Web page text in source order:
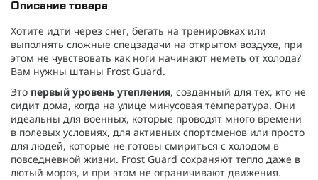
Описание товара
Хотите идти через снег, бегать на тренировках или
выполнять сложные спецзадачи на открытом воздухе, при
этом не чувствовать как ноги начинают неметь от холода?
Вам нужны штаны Frost Guard.
Это первый уровень утепления, созданный для тех, кто не
сидит дома, когда на улице минусовая температура. Они
идеальны для военных, которые проводят много времени
в полевых условиях, для активных спортсменов или просто
для людей, которые не готовы смириться с холодом в
повседневной жизни. Frost Guard сохраняют тепло даже в
лютый мороз, и при этом не ограничивают движения.